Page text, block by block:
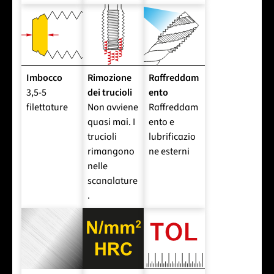
Imbocco
3,5-5
filettature
Rimozione
dei trucioli
Non avviene
quasi mai. I
trucioli
rimangono
nelle
scanalature
.
Raffreddam
ento
Raffreddam
ento e
lubrificazio
ne esterni